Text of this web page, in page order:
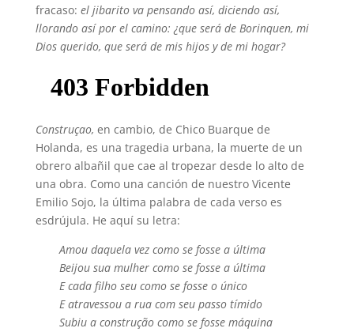
fracaso: el jibarito va pensando así, diciendo así,
llorando así por el camino: ¿que será de Borinquen, mi
Dios querido, que será de mis hijos y de mi hogar?
Construçao, en cambio, de Chico Buarque de
Holanda, es una tragedia urbana, la muerte de un
obrero albañil que cae al tropezar desde lo alto de
una obra. Como una canción de nuestro Vicente
Emilio Sojo, la última palabra de cada verso es
esdrújula. He aquí su letra:
Amou daquela vez como se fosse a última
Beijou sua mulher como se fosse a última
E cada filho seu como se fosse o único
E atravessou a rua com seu passo tímido
Subiu a construção como se fosse máquina